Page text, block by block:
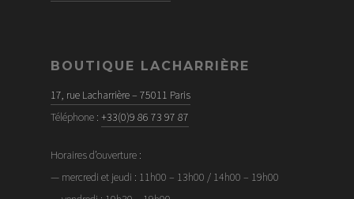
BOUTIQUE LACHARRIÈRE
17, rue Lacharrière – 75011 Paris
Téléphone : +33(0)9 86 73 97 87
Horaires d’ouverture :
— mercredi et jeudi : 11h00 – 13h00 / 14h00 – 19h00